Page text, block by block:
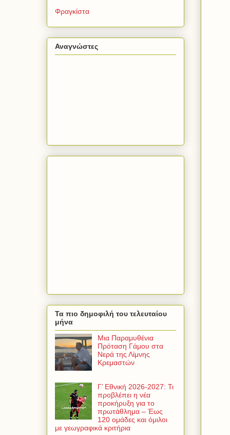
Φραγκίστα
Αναγνώστες
Τα πιο δημοφιλή του τελευταίου
μήνα
Μια Παραμυθένια
Πρόταση Γάμου στα
Νερά της Λίμνης
Κρεμαστών
Γ’ Εθνική 2026-2027: Τι
προβλέπει η νέα
προκήρυξη για το
πρωτάθλημα – Έως
120 ομάδες και όμιλοι
με γεωγραφικά κριτήρια